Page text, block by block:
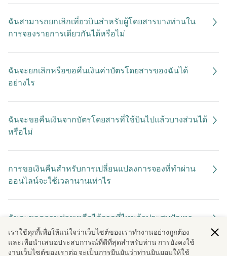
ฉันสามารถยกเลิกเที่ยวบินสําหรับผู้โดยสารบางท่านใน
การจองรายการเดียวกันได้หรือไม่
ฉันจะยกเลิกหรือขอคืนเงินค่าบัตรโดยสารของฉันได้
อย่างไร
ฉันจะขอคืนเงินจากบัตรโดยสารที่ใช้บินไปแล้วบางส่วนได้
หรือไม่
การขอเงินคืนสำหรับการเปลี่ยนแปลงการจองที่ทำผ่าน
ออนไลน์จะใช้เวลานานเท่าไร
ฉันจะขอความช่วยเหลือได้จากที่ไหนถ้าประสบปัญหา
เกี่ยวกับการเปลี่ยนแปลงการจอง
เราใช้คุกกี้เพื่อให้แน่ใจว่าเว็บไซต์ของเราทํางานอย่างถูกต้อง
และเพื่อนําเสนอประสบการณ์ที่ดีที่สุดสําหรับท่าน การยังคงใช้
งานเว็บไซต์ของเราต่อ จะเป็นการยืนยันว่าท่านยินยอมให้ใช้